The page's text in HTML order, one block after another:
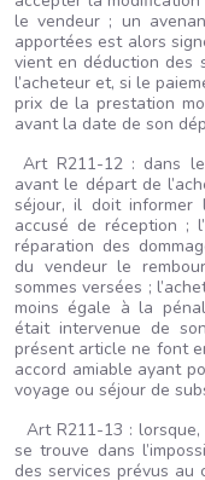
le vendeur ; un
apportées est alors
vient en déduction des
l’acheteur et, si le
prix de la prestation
avant la date de son
Art R211-12 : dans
avant le départ de
séjour, il doit informer
accusé de réception ;
réparation des
du vendeur le
sommes versées ;
moins égale à la
était intervenue de
présent article ne font
accord amiable ayant
voyage ou séjour de
Art R211-13 :
se trouve dans
des services prévus